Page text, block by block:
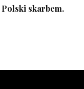
skarbem.